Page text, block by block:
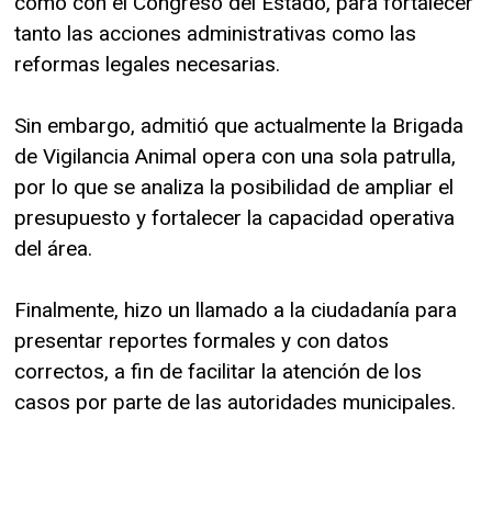
tanto las acciones administrativas como las
reformas legales necesarias.
Sin embargo, admitió que actualmente la Brigada
de Vigilancia Animal opera con una sola patrulla,
por lo que se analiza la posibilidad de ampliar el
presupuesto y fortalecer la capacidad operativa
del área.
Finalmente, hizo un llamado a la ciudadanía para
presentar reportes formales y con datos
correctos, a fin de facilitar la atención de los
casos por parte de las autoridades municipales.